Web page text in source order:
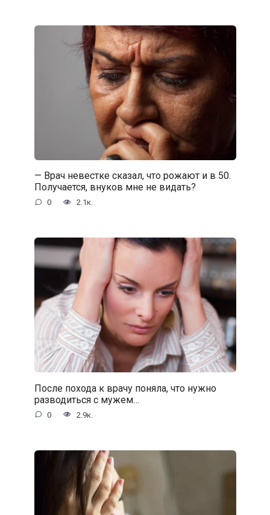
— Врач невестке сказал, что рожают и в 50.
Получается, внуков мне не видать?
0 2.1к.
После похода к врачу поняла, что нужно
разводиться с мужем…
0 2.9к.